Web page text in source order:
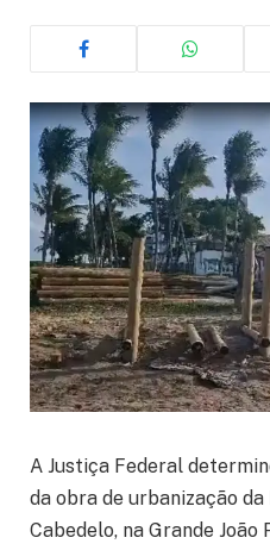
A Justiça Federal
da obra de urbanização
Cabedelo, na Grande João